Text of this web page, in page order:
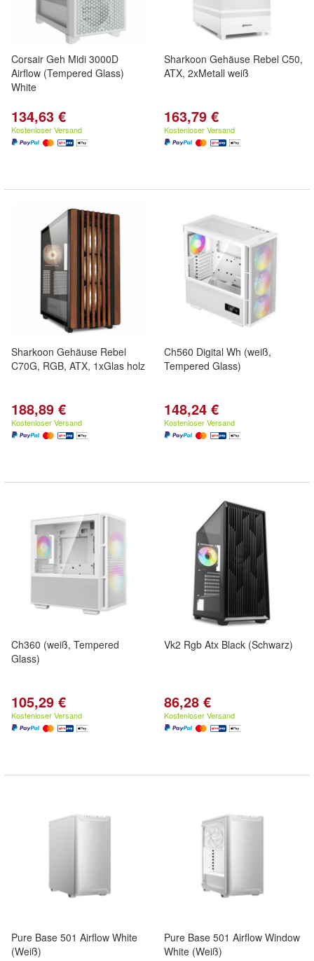
Corsair Geh Midi 3000D
Airflow (Tempered Glass)
White
134,63 €
Kostenloser Versand
Sharkoon Gehäuse Rebel C50,
ATX, 2xMetall weiß
163,79 €
Kostenloser Versand
Sharkoon Gehäuse Rebel
C70G, RGB, ATX, 1xGlas holz
188,89 €
Kostenloser Versand
Ch560 Digital Wh (weiß,
Tempered Glass)
148,24 €
Kostenloser Versand
Ch360 (weiß, Tempered
Glass)
105,29 €
Kostenloser Versand
Vk2 Rgb Atx Black (Schwarz)
86,28 €
Kostenloser Versand
Pure Base 501 Airflow White
(Weiß)
Pure Base 501 Airflow Window
White (Weiß)